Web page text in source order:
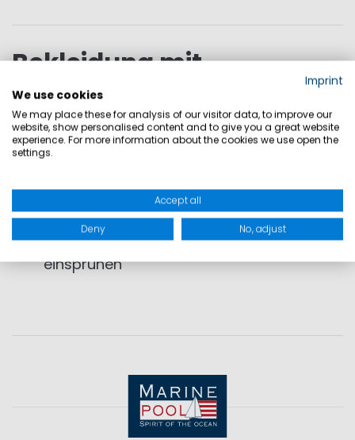
Bekleidung mit
Daunenfüllung
Pflegeanleitung
nur mit Feinwaschmittel waschen
Jacke richtig trocken ist
nach dem Trocknen unbedingt mit einem
handelsüblichen Imprägnierspray
einsprühen
Imprint
We use cookies
We may place these for analysis of our visitor data, to improve our
website, show personalised content and to give you a great website
experience. For more information about the cookies we use open the
settings.
Accept all
Deny No, adjust